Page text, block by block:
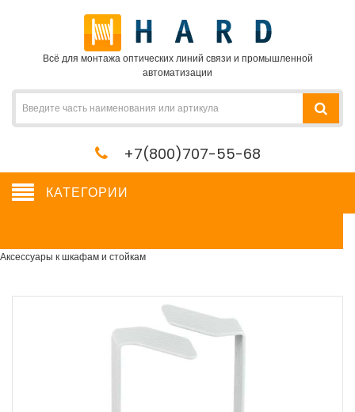
Всё для монтажа оптических линий связи и промышленной
автоматизации
+7(800)707-55-68
КАТЕГОРИИ
Аксессуары к шкафам и стойкам